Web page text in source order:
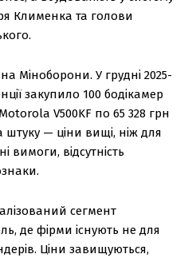
Клименка та голови
Міноборони. У грудні 2025-
закупило 100 бодікамер
V500KF по 65 328 грн
штуку — ціни вищі, ніж для
вимоги, відсутність
сегмент
де фірми існують не для
Ціни завищуються,